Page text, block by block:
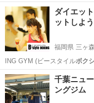
ダイエッ
ットしよ
福岡県 三ヶ
ING GYM (ビースタイルボク
福岡 北九州市 三ヶ森
千葉ニュ
ングジム